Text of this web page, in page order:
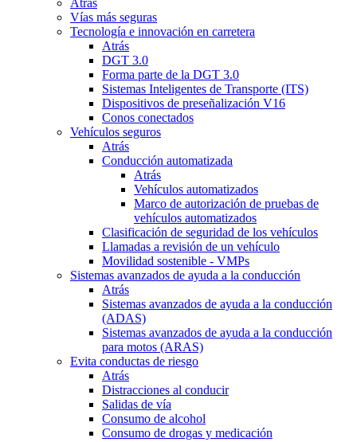
Atrás
Vías más seguras
Tecnología e innovación en carretera
Atrás
DGT 3.0
Forma parte de la DGT 3.0
Sistemas Inteligentes de Transporte (ITS)
Dispositivos de preseñalización V16
Conos conectados
Vehículos seguros
Atrás
Conducción automatizada
Atrás
Vehículos automatizados
Marco de autorización de pruebas de
vehículos automatizados
Clasificación de seguridad de los vehículos
Llamadas a revisión de un vehículo
Movilidad sostenible - VMPs
Sistemas avanzados de ayuda a la conducción
Atrás
Sistemas avanzados de ayuda a la conducción
(ADAS)
Sistemas avanzados de ayuda a la conducción
para motos (ARAS)
Evita conductas de riesgo
Atrás
Distracciones al conducir
Salidas de vía
Consumo de alcohol
Consumo de drogas y medicación